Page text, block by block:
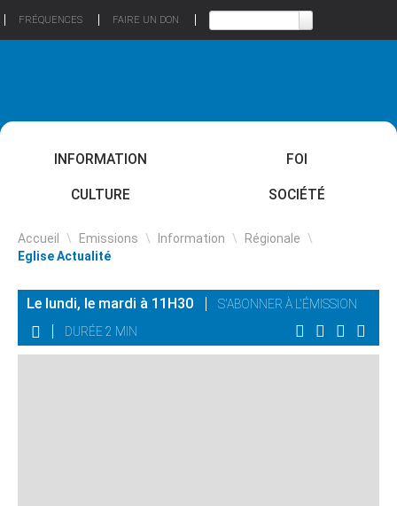
FRÉQUENCES FAIRE UN DON
INFORMATION FOI
CULTURE SOCIÉTÉ
Accueil \ Emissions \ Information \ Régionale \
Eglise Actualité
Le lundi, le mardi à 11H30
S'ABONNER À L'ÉMISSION
DURÉE 2 MIN